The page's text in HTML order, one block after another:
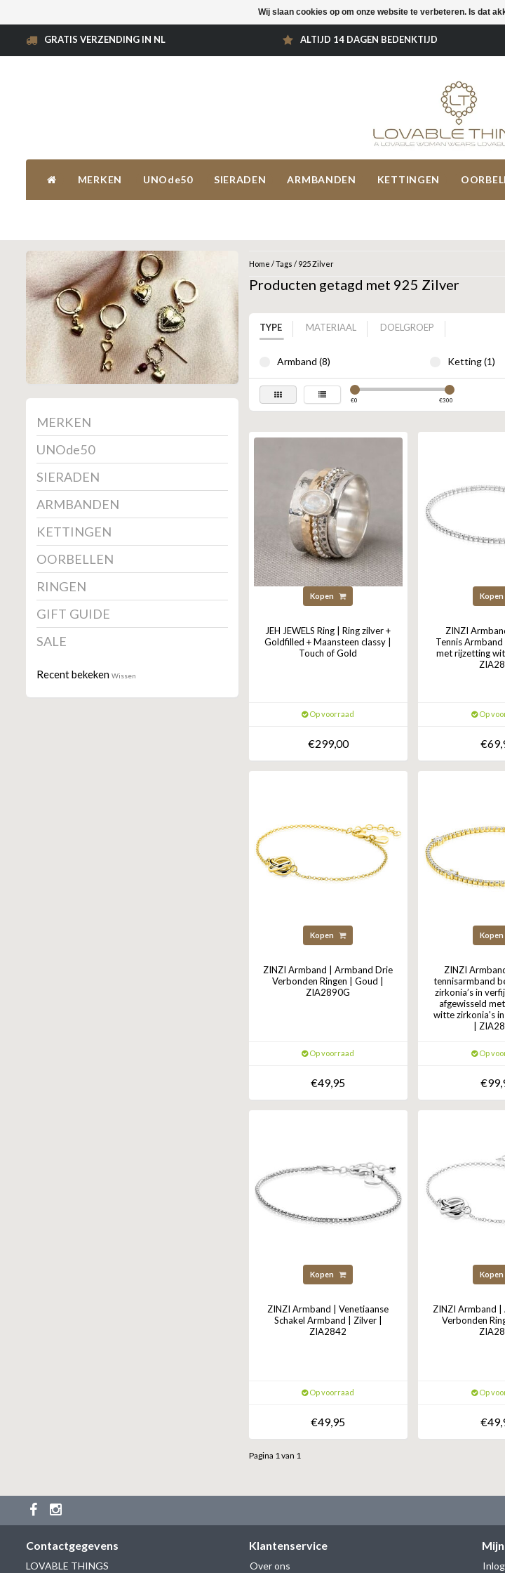
GRATIS VERZENDING IN NL ALTIJD 14 DAGEN BEDENKTIJD
MERKEN UNOde50 SIERADEN ARMBANDEN KETTINGEN
MERKEN
UNOde50
SIERADEN
ARMBANDEN
KETTINGEN
OORBELLEN
RINGEN
GIFT GUIDE
SALE
Recent bekeken Wissen
Home /Tags / 925 Zilver
Producten getagd met 925 Zilver
TYPE MATERIAAL DOELGROEP
Armband (8) Ketting (1)
€0 €300
Kopen
JEH JEWELS Ring | Ring zilver +
Goldfilled + Maansteen classy |
Touch of Gold
Op voorraad
€299,00
Kopen
ZINZI
Tennis
met rijzetting
Op
Kopen
ZINZI Armband | Armband Drie
Verbonden Ringen | Goud |
ZIA2890G
Op voorraad
€49,95
Kopen
ZINZI
tennisarmband
zirkonia’s in
afgewisseld
witte zirkonia's
|
Op
Kopen
ZINZI Armband | Venetiaanse
Schakel Armband | Zilver |
ZIA2842
Op voorraad
€49,95
Kopen
ZINZI Armband
Verbonden
Op
Pagina 1 van 1
Contactgegevens
LOVABLE THINGS
Klantenservice
Over ons
Wij slaan cookies op om onze website te verbeteren. Is dat